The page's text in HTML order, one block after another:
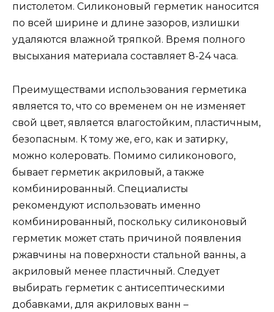
пистолетом. Силиконовый герметик наносится
по всей ширине и длине зазоров, излишки
удаляются влажной тряпкой. Время полного
высыхания материала составляет 8-24 часа.
Преимуществами использования герметика
является то, что со временем он не изменяет
свой цвет, является влагостойким, пластичным,
безопасным. К тому же, его, как и затирку,
можно колеровать. Помимо силиконового,
бывает герметик акриловый, а также
комбинированный. Специалисты
рекомендуют использовать именно
комбинированный, поскольку силиконовый
герметик может стать причиной появления
ржавчины на поверхности стальной ванны, а
акриловый менее пластичный. Следует
выбирать герметик с антисептическими
добавками, для акриловых ванн –